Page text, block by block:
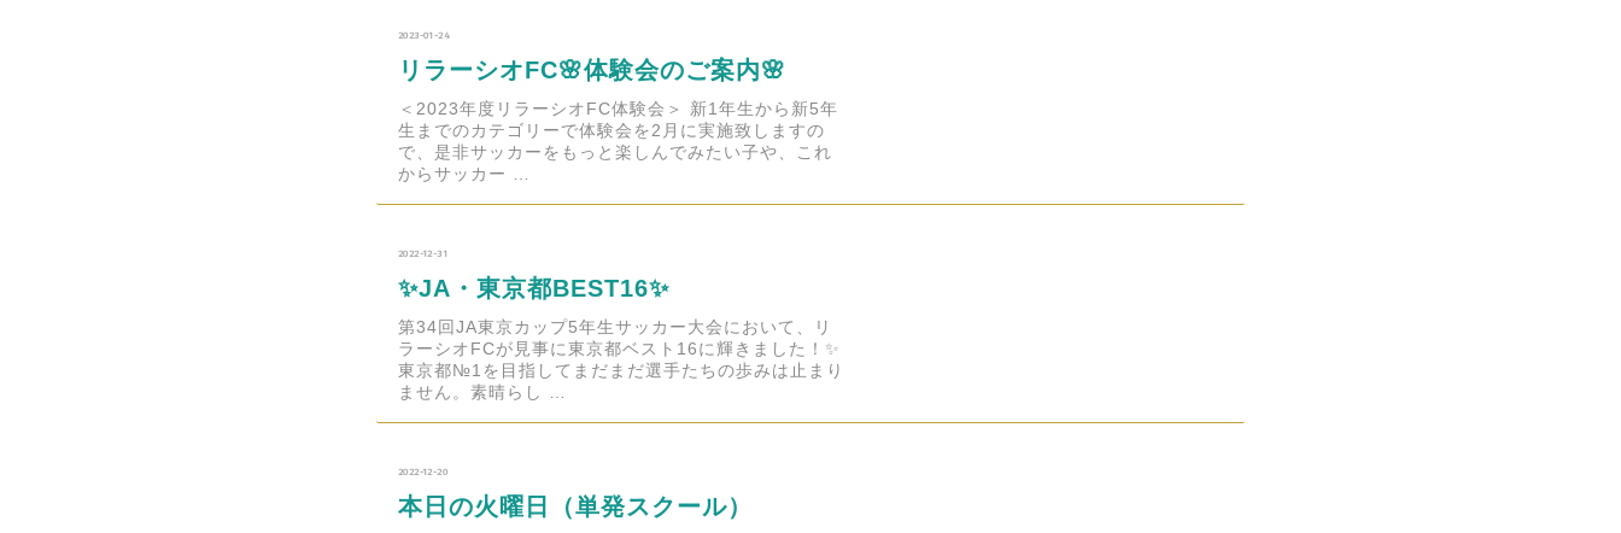
リラーシオFC🌸体験会のご案内🌸
2023-01-24
＜2023年度リラーシオFC体験会＞ 新1年生から新5年
生までのカテゴリーで体験会を2月に実施致しますの
で、是非サッカーをもっと楽しんでみたい子や、これ
からサッカー …
✨JA・東京都BEST16✨
2022-12-31
第34回JA東京カップ5年生サッカー大会において、リ
ラーシオFCが見事に東京都ベスト16に輝きました！✨
東京都№1を目指してまだまだ選手たちの歩みは止まり
ません。素晴らし …
本日の火曜日（単発スクール）
2022-12-20